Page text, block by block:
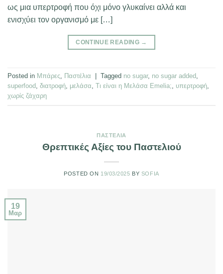
ως μια υπερτροφή που όχι μόνο γλυκαίνει αλλά και
ενισχύει τον οργανισμό με […]
CONTINUE READING →
Posted in Μπάρες, Παστέλια Tagged no sugar, no sugar added,
superfood, διατροφή, μελάσα, Τι είναι η Μελάσα Emelia;, υπερτροφή,
χωρίς ζάχαρη
ΠΑΣΤΈΛΙΑ
Θρεπτικές Αξίες του Παστελιού
POSTED ON 19/03/2025 BY SOFIA
19
Μαρ